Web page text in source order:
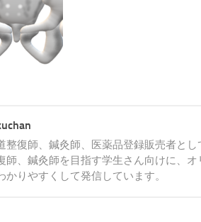
整復師、鍼灸師、医薬品登録販売者と
師、鍼灸師を目指す学生さん向けに、
かりやすくして発信しています。